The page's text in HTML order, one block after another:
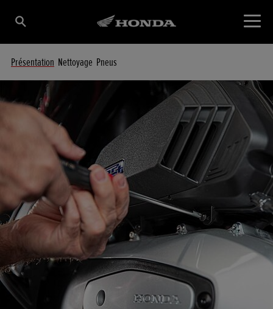
Présentation Nettoyage Pneus